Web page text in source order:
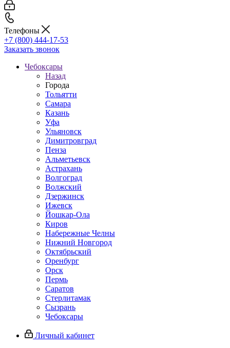
Телефоны
+7 (800) 444-17-53
Заказать звонок
Чебоксары
Назад
Города
Тольятти
Самара
Казань
Уфа
Ульяновск
Димитровград
Пенза
Альметьевск
Астрахань
Волгоград
Волжский
Дзержинск
Ижевск
Йошкар-Ола
Киров
Набережные Челны
Нижний Новгород
Октябрьский
Оренбург
Орск
Пермь
Саратов
Стерлитамак
Сызрань
Чебоксары
Личный кабинет